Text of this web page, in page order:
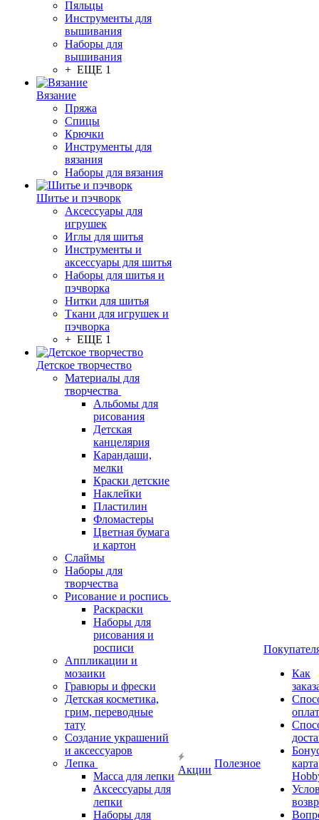
Пяльцы
Инструменты для
вышивания
Наборы для
вышивания
+ ЕЩЕ 1
Вязание
Пряжа
Спицы
Крючки
Инструменты для
вязания
Наборы для вязания
Шитье и пэчворк
Аксессуары для
игрушек
Иглы для шитья
Инструменты и
аксессуары для шитья
Наборы для шитья и
пэчворка
Нитки для шитья
Ткани для игрушек и
пэчворка
+ ЕЩЕ 1
Детское творчество
Материалы для
творчества
Альбомы для
рисования
Детская
канцелярия
Карандаши,
мелки
Краски детские
Наклейки
Пластилин
Фломастеры
Цветная бумага
и картон
Слаймы
Наборы для
творчества
Рисование и роспись
Раскраски
Наборы для
рисования и
росписи
Аппликации и
мозаики
Гравюры и фрески
Детская косметика,
грим, переводные
тату
Создание украшений
и аксессуаров
Лепка
Масса для лепки
Аксессуары для
лепки
Наборы для
Акции
Полезное
Как
карта